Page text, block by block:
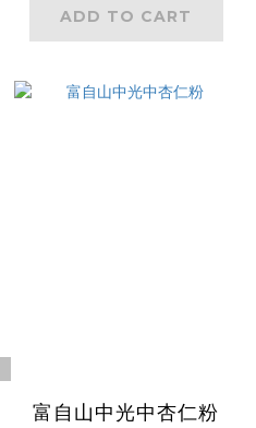
ADD TO CART
富自山中光中杏仁粉